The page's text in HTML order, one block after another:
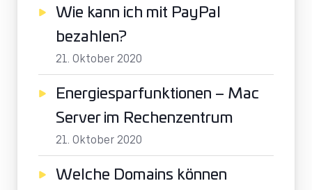
Wie kann ich mit PayPal
bezahlen?
21. Oktober 2020
Energiesparfunktionen – Mac
Server im Rechenzentrum
21. Oktober 2020
Welche Domains können